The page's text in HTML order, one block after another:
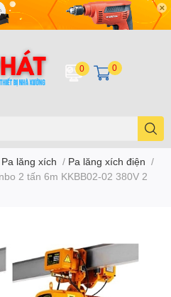
0 0
Pa lăng xích / Pa lăng xích điện /
2 tấn 6m KKBB02-02 380V 2